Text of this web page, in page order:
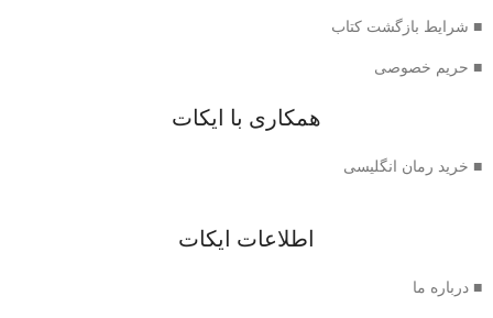
■ شرایط بازگشت کتاب
■ حریم خصوصی
همکاری با ایکات
■ خرید رمان انگلیسی
اطلاعات ایکات
■ درباره ما